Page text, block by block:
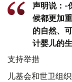
声明说：-
候都更加
的自然、
计婴儿的
支持举措
儿基会和世卫组